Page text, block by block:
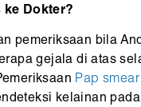
ke Dokter?
pemeriksaan bila
gejala di atas
Pap smear
kelainan